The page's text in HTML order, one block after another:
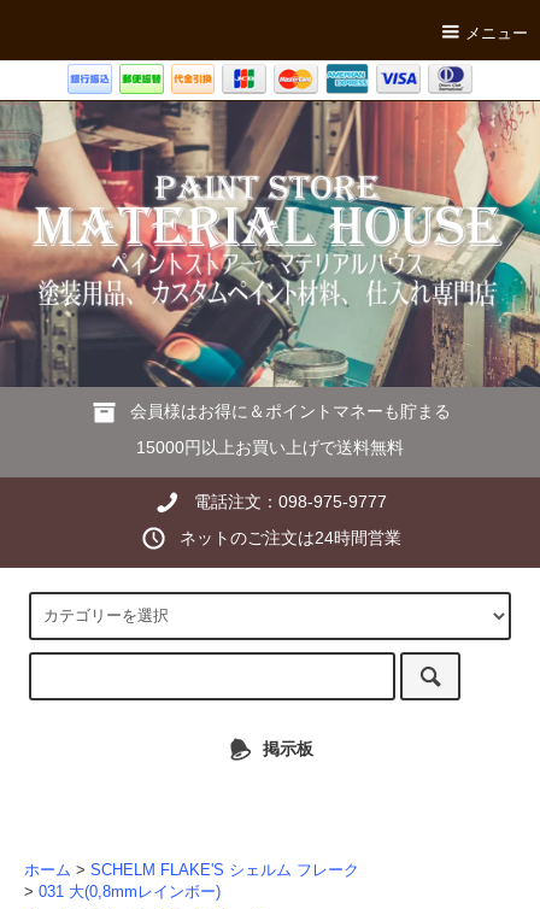
メニュー
会員様はお得に＆ポイントマネーも貯まる
15000円以上お買い上げで送料無料
電話注文：098-975-9777
ネットのご注文は24時間営業
掲示板
ホーム > SCHELM FLAKE'S シェルム フレーク
> 031 大(0,8mmレインボー)